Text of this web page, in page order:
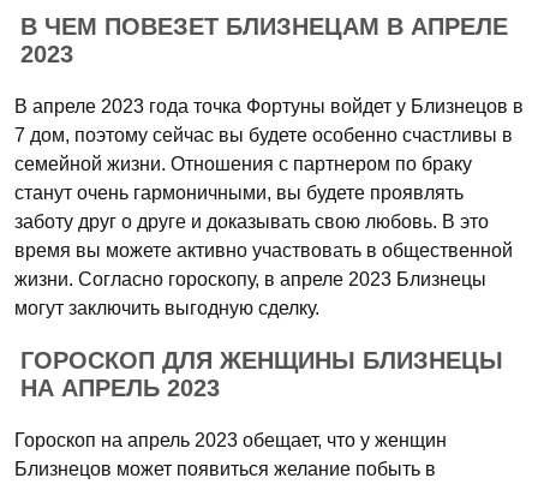
В ЧЕМ ПОВЕЗЕТ БЛИЗНЕЦАМ В АПРЕЛЕ
2023
В апреле 2023 года точка Фортуны войдет у Близнецов в
7 дом, поэтому сейчас вы будете особенно счастливы в
семейной жизни. Отношения с партнером по браку
станут очень гармоничными, вы будете проявлять
заботу друг о друге и доказывать свою любовь. В это
время вы можете активно участвовать в общественной
жизни. Согласно гороскопу, в апреле 2023 Близнецы
могут заключить выгодную сделку.
ГОРОСКОП ДЛЯ ЖЕНЩИНЫ БЛИЗНЕЦЫ
НА АПРЕЛЬ 2023
Гороскоп на апрель 2023 обещает, что у женщин
Близнецов может появиться желание побыть в